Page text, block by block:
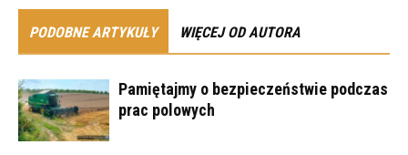
PODOBNE ARTYKUŁY WIĘCEJ OD AUTORA
Pamiętajmy o bezpieczeństwie podczas
prac polowych